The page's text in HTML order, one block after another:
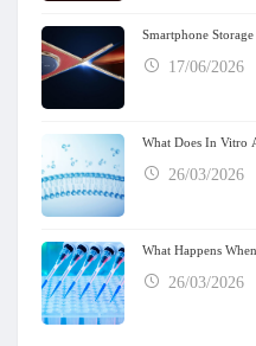
Smartphone
17/06/2026
What Does In Vitro
26/03/2026
What Happens
26/03/2026